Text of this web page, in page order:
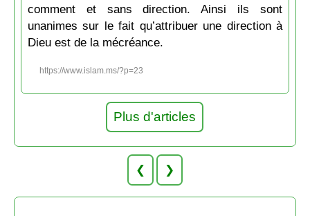
comment et sans direction. Ainsi ils sont
unanimes sur le fait qu’attribuer une direction à
Dieu est de la mécréance.
https://www.islam.ms/?p=23
Plus d'articles
❮ ❯